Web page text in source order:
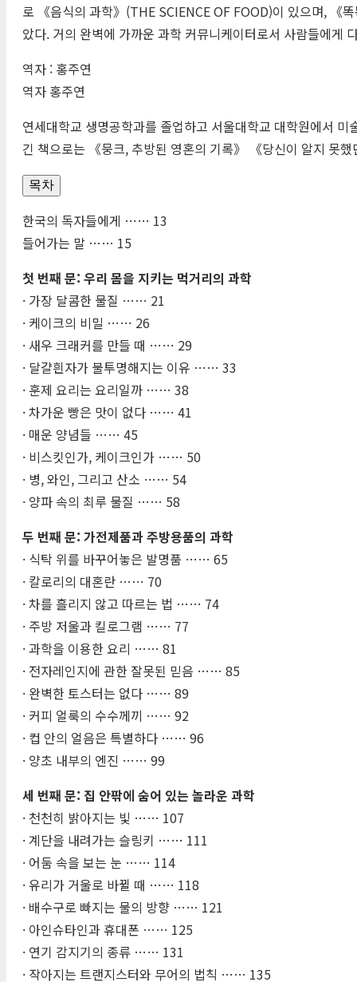
로 《음식의 과학》(THE SCIENCEOF FOOD)이 있으며, 《
았다. 거의 완벽에 가까운 과학 커뮤니케이터로서 사람들에게
역자 : 홍주연
역자 홍주연
연세대학교 생명공학과를 졸업하고 서울대학교 대학원에서
긴 책으로는 《뭉크, 추방된 영혼의 기록》 《당신이 알지 못
목차
한국의 독자들에게 …… 13
들어가는 말 …… 15
첫 번째 문: 우리 몸을 지키는 먹거리의 과학
· 가장 달콤한 물질 …… 21
· 케이크의 비밀 …… 26
· 새우 크래커를 만들 때 …… 29
· 달걀흰자가 불투명해지는 이유 …… 33
· 훈제 요리는 요리일까 …… 38
· 차가운 빵은 맛이 없다 …… 41
· 매운 양념들 …… 45
· 비스킷인가, 케이크인가 …… 50
· 병, 와인, 그리고 산소 …… 54
· 양파 속의 최루 물질 …… 58
두 번째 문: 가전제품과 주방용품의 과학
· 식탁 위를 바꾸어놓은 발명품 …… 65
· 칼로리의 대혼란 …… 70
· 차를 흘리지 않고 따르는 법 …… 74
· 주방 저울과 킬로그램 …… 77
· 과학을 이용한 요리 …… 81
· 전자레인지에 관한 잘못된 믿음 …… 85
· 완벽한 토스터는 없다 …… 89
· 커피 얼룩의 수수께끼 …… 92
· 컵 안의 얼음은 특별하다 …… 96
· 양초 내부의 엔진 …… 99
세 번째 문: 집 안팎에 숨어 있는 놀라운 과학
· 천천히 밝아지는 빛 …… 107
· 계단을 내려가는 슬링키 …… 111
· 어둠 속을 보는 눈 …… 114
· 유리가 거울로 바뀔 때 …… 118
· 배수구로 빠지는 물의 방향 …… 121
· 아인슈타인과 휴대폰 …… 125
· 연기 감지기의 종류 …… 131
· 작아지는 트랜지스터와 무어의 법칙 …… 135